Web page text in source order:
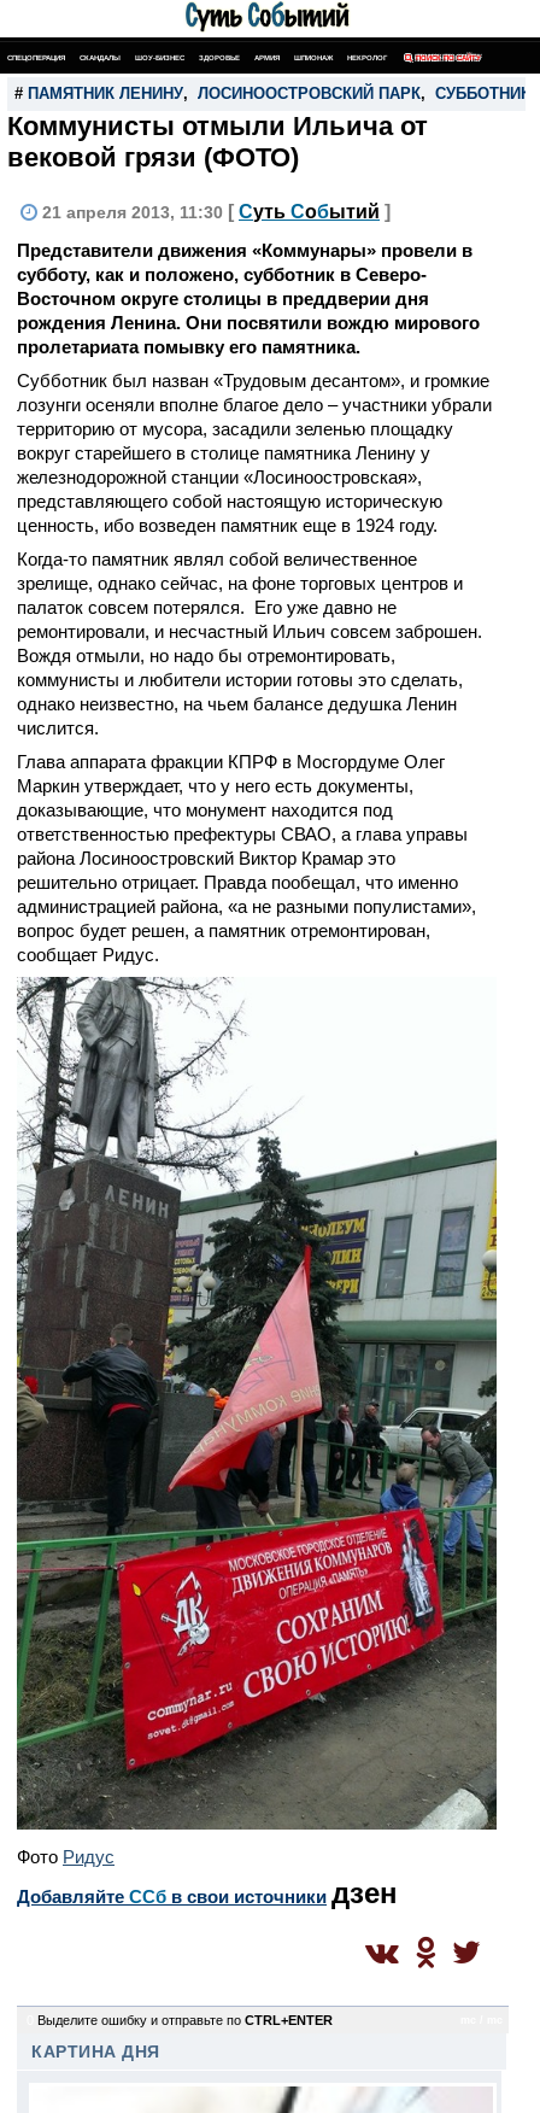
СПЕЦОПЕРАЦИЯ СКАНДАЛЫ ШОУ-БИЗНЕС ЗДОРОВЬЕ АРМИЯ ШПИОНАЖ НЕКРОЛОГ ПОИСК ПО САЙТУ
# ПАМЯТНИК ЛЕНИНУ, ЛОСИНООСТРОВСКИЙ ПАРК, СУББОТНИК
Коммунисты отмыли Ильича от
вековой грязи (ФОТО)
21 апреля 2013, 11:30 [ Суть Событий ]
Представители движения «Коммунары» провели в
субботу, как и положено, субботник в Северо-
Восточном округе столицы в преддверии дня
рождения Ленина. Они посвятили вождю мирового
пролетариата помывку его памятника.
Субботник был назван «Трудовым десантом», и громкие
лозунги осеняли вполне благое дело – участники убрали
территорию от мусора, засадили зеленью площадку
вокруг старейшего в столице памятника Ленину у
железнодорожной станции «Лосиноостровская»,
представляющего собой настоящую историческую
ценность, ибо возведен памятник еще в 1924 году.
Когда-то памятник являл собой величественное
зрелище, однако сейчас, на фоне торговых центров и
палаток совсем потерялся. Его уже давно не
ремонтировали, и несчастный Ильич совсем заброшен.
Вождя отмыли, но надо бы отремонтировать,
коммунисты и любители истории готовы это сделать,
однако неизвестно, на чьем балансе дедушка Ленин
числится.
Глава аппарата фракции КПРФ в Мосгордуме Олег
Маркин утверждает, что у него есть документы,
доказывающие, что монумент находится под
ответственностью префектуры СВАО, а глава управы
района Лосиноостровский Виктор Крамар это
решительно отрицает. Правда пообещал, что именно
администрацией района, «а не разными популистами»,
вопрос будет решен, а памятник отремонтирован,
сообщает Ридус.
Фото Ридус
Добавляйте CСб в свои источники дзен
Выделите ошибку и отправьте по CTRL+ENTER
КАРТИНА ДНЯ